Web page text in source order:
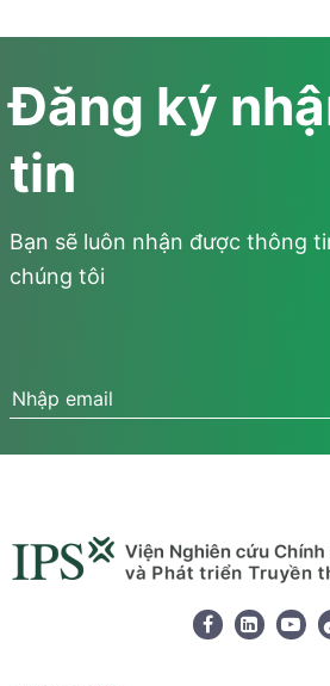
Đăng ký
tin
Bạn sẽ luôn nhận được thông
chúng tôi